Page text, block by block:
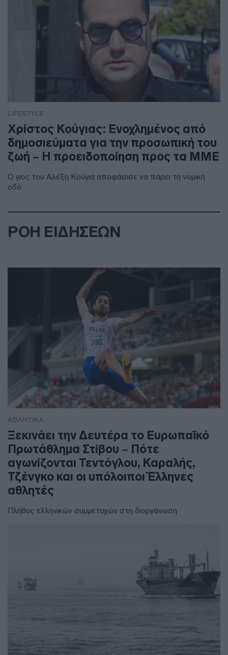
LIFESTYLE
Χρίστος Κούγιας: Ενοχλημένος από
δημοσιεύματα για την προσωπική του
ζωή – Η προειδοποίηση προς τα ΜΜΕ
Ο γιος του Αλέξη Κούγια αποφάσισε να πάρει τη νομική
οδό
ΡΟΗ ΕΙΔΗΣΕΩΝ
ΑΘΛΗΤΙΚΑ
Ξεκινάει την Δευτέρα το Ευρωπαϊκό
Πρωτάθλημα Στίβου – Πότε
αγωνίζονται Τεντόγλου, Καραλής,
Τζένγκο και οι υπόλοιποι Έλληνες
αθλητές
Πλήθος ελληνικών συμμετοχών στη διοργάνωση